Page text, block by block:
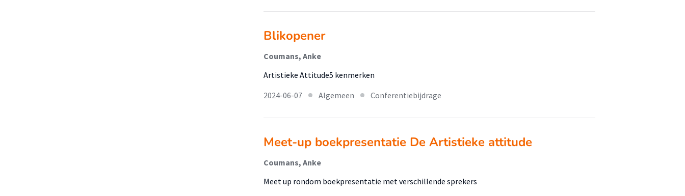
Blikopener
Coumans, Anke
Artistieke Attitude5 kenmerken
2024-06-07
Algemeen Conferentiebijdrage
Meet-up boekpresentatie De Artistieke attitude
Coumans, Anke
Meet up rondom boekpresentatie met verschillende sprekers